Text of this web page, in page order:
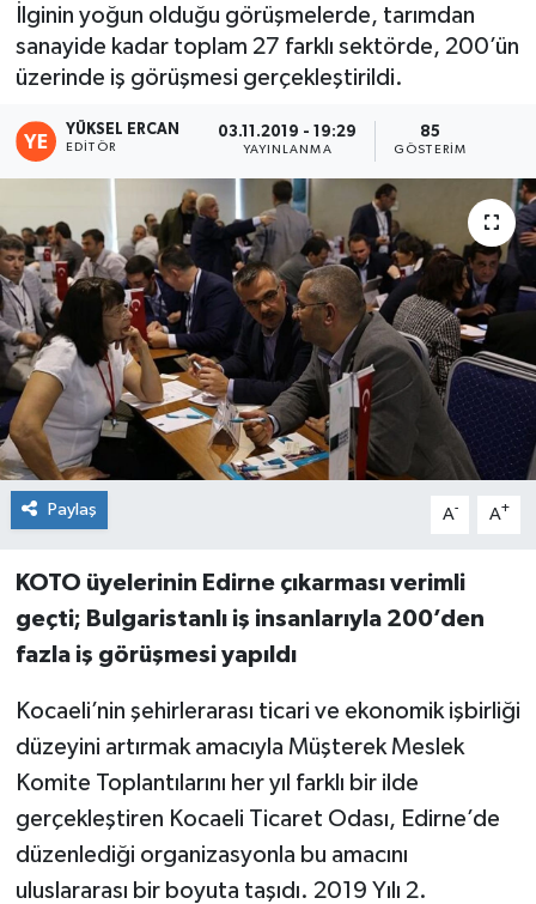
İlginin yoğun olduğu görüşmelerde, tarımdan
sanayide kadar toplam 27 farklı sektörde, 200’ün
üzerinde iş görüşmesi gerçekleştirildi.
YÜKSEL ERCAN
EDITÖR
03.11.2019 - 19:29
YAYINLANMA
85
GÖSTERIM
Paylaş A- A+
KOTO üyelerinin Edirne çıkarması verimli
geçti; Bulgaristanlı iş insanlarıyla 200’den
fazla iş görüşmesi yapıldı
Kocaeli’nin şehirlerarası ticari ve ekonomik işbirliği
düzeyini artırmak amacıyla Müşterek Meslek
Komite Toplantılarını her yıl farklı bir ilde
gerçekleştiren Kocaeli Ticaret Odası, Edirne’de
düzenlediği organizasyonla bu amacını
uluslararası bir boyuta taşıdı. 2019 Yılı 2.